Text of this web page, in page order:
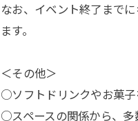
なお、イベント終了まで
ます。
＜その他＞
○ソフトドリンクやお菓子
○スペースの関係から、多